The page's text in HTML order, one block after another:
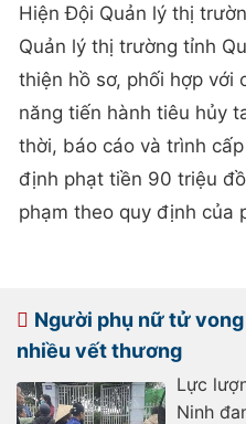
Hiện Đội Quản lý thị
Quản lý thị trường tỉnh
thiện hồ sơ, phối hợp với
năng tiến hành tiêu hủy
thời, báo cáo và trình
định phạt tiền 90 triệu
phạm theo quy định của
Người phụ nữ tử
nhiều vết thương
Lực
Ninh